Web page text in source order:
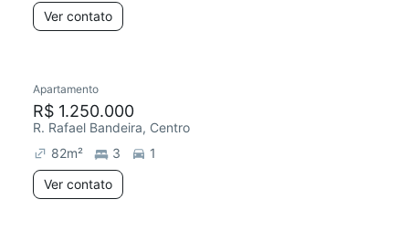
Ver contato
Apartamento
R$ 1.250.000
R. Rafael Bandeira, Centro
82m² 3
1
Ver contato